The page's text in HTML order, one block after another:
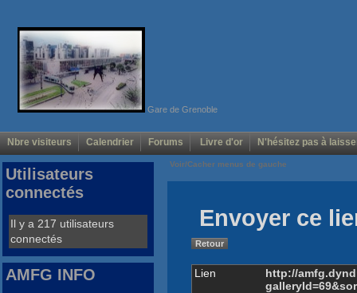
Gare de Grenoble
Nbre visiteurs Calendrier Forums Livre d'or N'hésitez pas à
Voir/Cacher menus de gauche
Envoyer ce
Retour
Lien
http://
Utilisateurs
connectés
Il y a 217 utilisateurs
connectés
AMFG INFO